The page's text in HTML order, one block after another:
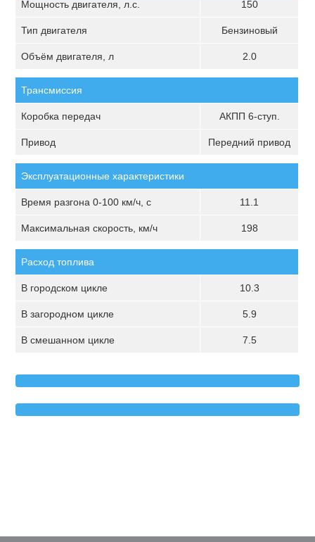
Мощность двигателя, л.с. 150
Тип двигателя Бензиновый
Объём двигателя, л 2.0
Трансмиссия
Коробка передач АКПП 6-ступ.
Привод Передний привод
Эксплуатационные характеристики
Время разгона 0-100 км/ч, с 11.1
Максимальная скорость, км/ч 198
Расход топлива
В городском цикле 10.3
В загородном цикле 5.9
В смешанном цикле 7.5